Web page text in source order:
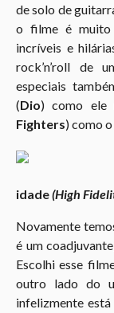
de solo de
o filme é muito
incríveis e
rock’n’roll de
especiais
(Dio) como ele
Fighters) como
idade(High
Novamente
é um
Escolhi esse
outro lado do
infelizmente